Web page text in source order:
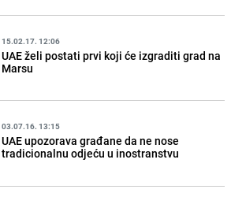
15.02.17. 12:06
UAE želi postati prvi koji će izgraditi grad na
Marsu
03.07.16. 13:15
UAE upozorava građane da ne nose
tradicionalnu odjeću u inostranstvu